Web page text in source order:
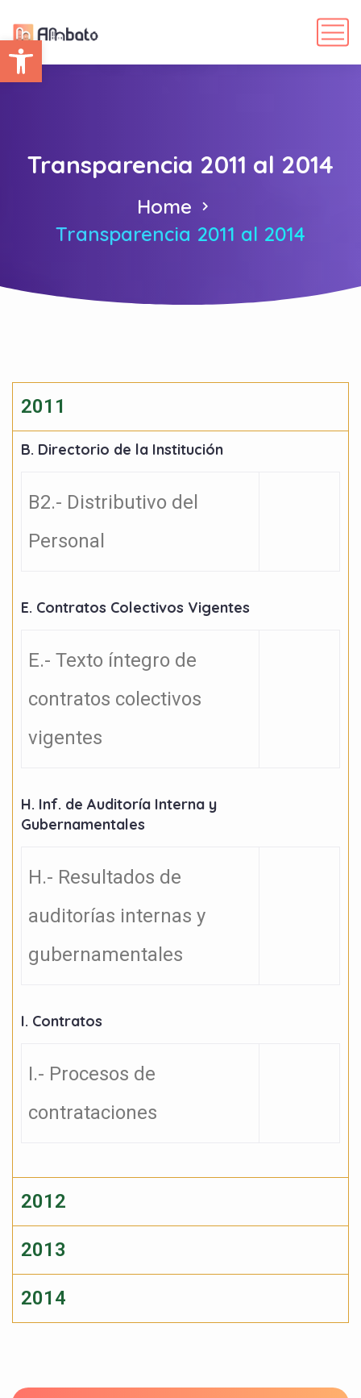
Abrir barra de herramientas
Transparencia 2011 al 2014
Home
Transparencia 2011 al 2014
2011
B. Directorio de la Institución
B2.- Distributivo del
Personal
E. Contratos Colectivos Vigentes
E.- Texto íntegro de
contratos colectivos
vigentes
H. Inf. de Auditoría Interna y
Gubernamentales
H.- Resultados de
auditorías internas y
gubernamentales
I. Contratos
I.- Procesos de
contrataciones
2012
2013
2014